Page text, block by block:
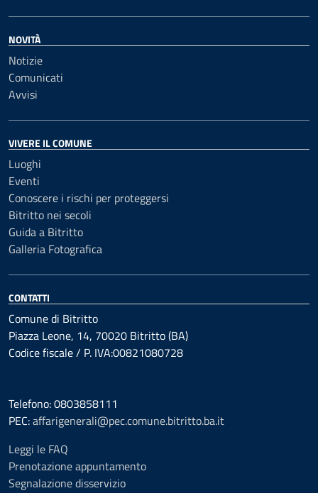
NOVITÀ
Notizie
Comunicati
Avvisi
VIVERE IL COMUNE
Luoghi
Eventi
Conoscere i rischi per proteggersi
Bitritto nei secoli
Guida a Bitritto
Galleria Fotografica
CONTATTI
Comune di Bitritto
Piazza Leone, 14, 70020 Bitritto (BA)
Codice fiscale / P. IVA:00821080728
Telefono: 0803858111
PEC:affarigenerali@pec.comune.bitritto.ba.it
Leggi le FAQ
Prenotazione appuntamento
Segnalazione disservizio